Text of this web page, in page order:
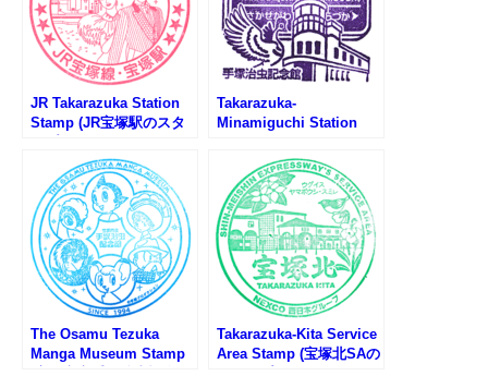
JR Takarazuka Station
Stamp (JR宝塚駅のスタ
Takarazuka-
Minamiguchi Station
Railway (阪急電鉄・宝塚
南口駅のスタンプ)
The Osamu Tezuka
Manga Museum Stamp
Takarazuka-Kita Service
Area Stamp (宝塚北SAの